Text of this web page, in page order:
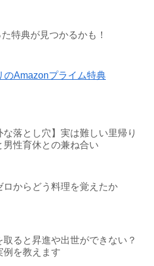
特典が見つかるかも！
Amazonプライム特典
な落とし穴】実は難しい里帰り
男性育休との兼ね合い
ロからどう料理を覚えたか
取ると昇進や出世ができない？
例を教えます